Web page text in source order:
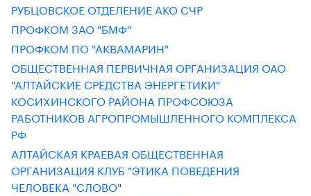
РУБЦОВСКОЕ ОТДЕЛЕНИЕ АКО СЧР
ПРОФКОМ ЗАО "БМФ"
ПРОФКОМ ПО "АКВАМАРИН"
ОБЩЕСТВЕННАЯ ПЕРВИЧНАЯ ОРГАНИЗАЦИЯ ОАО
"АЛТАЙСКИЕ СРЕДСТВА ЭНЕРГЕТИКИ"
КОСИХИНСКОГО РАЙОНА ПРОФСОЮЗА
РАБОТНИКОВ АГРОПРОМЫШЛЕННОГО КОМПЛЕКСА
РФ
АЛТАЙСКАЯ КРАЕВАЯ ОБЩЕСТВЕННАЯ
ОРГАНИЗАЦИЯ КЛУБ "ЭТИКА ПОВЕДЕНИЯ
ЧЕЛОВЕКА "СЛОВО"